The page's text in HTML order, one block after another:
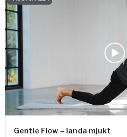
Gentle Flow – landa mjukt